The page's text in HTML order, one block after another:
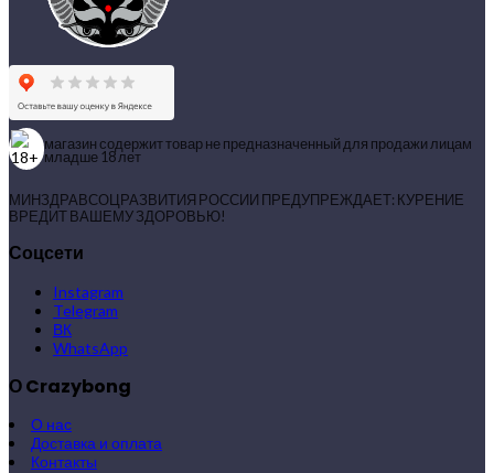
магазин содержит товар не предназначенный для продажи лицам
младше 18 лет
МИНЗДРАВСОЦРАЗВИТИЯ РОССИИ ПРЕДУПРЕЖДАЕТ: КУРЕНИЕ
ВРЕДИТ ВАШЕМУ ЗДОРОВЬЮ!
Соцсети
Instagram
Telegram
ВК
WhatsApp
О Crazybong
О нас
Доставка и оплата
Контакты